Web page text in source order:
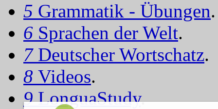
5 Grammatik - Übungen.
6 Sprachen der Welt.
7 Deutscher Wortschatz.
8 Videos.
9LonguaStudy.